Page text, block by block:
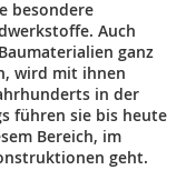
besondere
Auch
ganz
wird mit ihnen
in der
führen sie bis heute
Bereich, im
geht.